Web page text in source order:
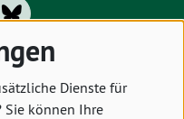
Cookies
Dienste für
Sie können Ihre